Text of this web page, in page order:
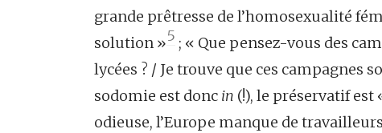
grande prêtresse de l’homosexualité
solution »5 ; « Que pensez-vous des
lycées ? / Je trouve que ces
sodomie est donc in (!), le préservatif est
odieuse, l’Europe manque de